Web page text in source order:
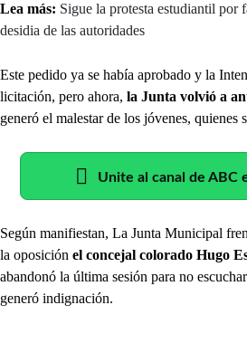
Lea más: Sigue la protesta estudiantil por
desidia de las autoridades
Este pedido ya se había aprobado y la
licitación, pero ahora, la Junta volvió a
generó el malestar de los jóvenes, quienes
Unite al canal de ABC
Según manifiestan, La Junta Municipal
la oposición el concejal colorado Hugo
abandonó la última sesión para no
generó indignación.